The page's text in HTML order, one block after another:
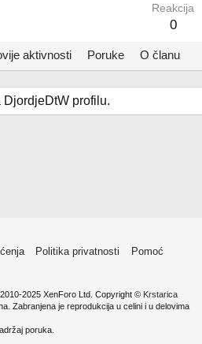
Reakcija
0
aktivnosti Poruke O članu
profilu.
Politika privatnosti
Pomoć
2025 XenForo Ltd. Copyright © Krstarica
Zabranjena je reprodukcija u celini i u delovima
poruka.